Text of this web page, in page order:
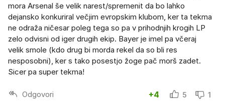
mora Arsenal še velik narest/spremenit da bo lahko
dejansko konkuriral večjim evropskim klubom, ker ta tekma
ne odraža ničesar poleg tega so pa v prihodnjih krogih LP
zelo odvisni od iger drugih ekip. Bayer je imel pa včeraj
velik smole (kdo drug bi morda rekel da so bli res
nesposobni), ker s tako posestjo žoge pač morš zadet.
Sicer pa super tekma!
Odgovori +4 5 1